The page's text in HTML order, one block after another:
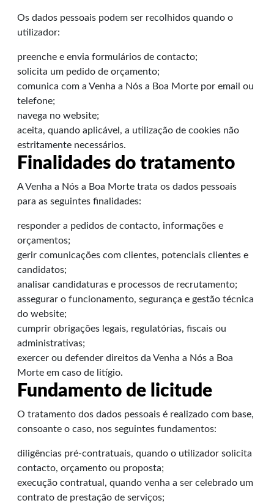
Os dados pessoais podem ser recolhidos quando o
utilizador:
preenche e envia formulários de contacto;
solicita um pedido de orçamento;
comunica com a Venha a Nós a Boa Morte por email ou
telefone;
navega no website;
aceita, quando aplicável, a utilização de cookies não
estritamente necessários.
Finalidades do tratamento
A Venha a Nós a Boa Morte trata os dados pessoais
para as seguintes finalidades:
responder a pedidos de contacto, informações e
orçamentos;
gerir comunicações com clientes, potenciais clientes e
candidatos;
analisar candidaturas e processos de recrutamento;
assegurar o funcionamento, segurança e gestão técnica
do website;
cumprir obrigações legais, regulatórias, fiscais ou
administrativas;
exercer ou defender direitos da Venha a Nós a Boa
Morte em caso de litígio.
Fundamento de licitude
O tratamento dos dados pessoais é realizado com base,
consoante o caso, nos seguintes fundamentos:
diligências pré-contratuais, quando o utilizador solicita
contacto, orçamento ou proposta;
execução contratual, quando venha a ser celebrado um
contrato de prestação de serviços;